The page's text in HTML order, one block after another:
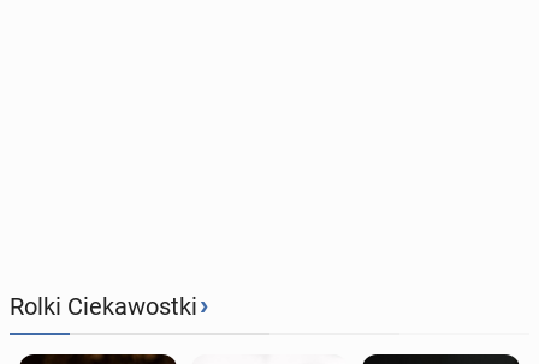
Rolki Ciekawostki›